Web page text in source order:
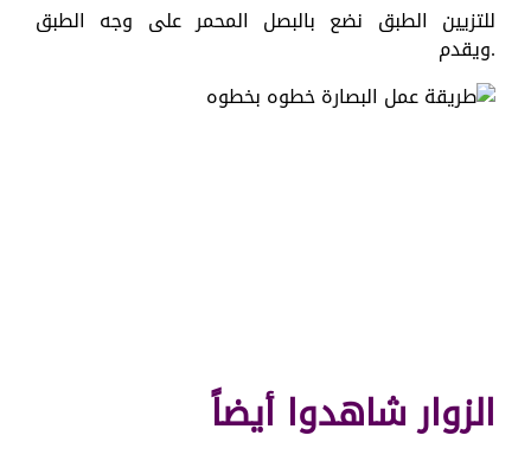
للتزيين الطبق نضع بالبصل المحمر على وجه الطبق
.ويقدم
الزوار شاهدوا أيضاً